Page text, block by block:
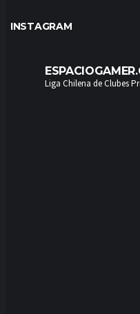
INSTAGRAM
Liga Chilena de Clubes